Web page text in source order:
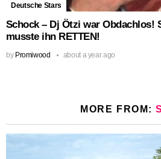
Deutsche Stars
Schock – Dj Ötzi war Obdachlos!
musste ihn RETTEN!
by Promiwood about a year ago
MORE FROM: